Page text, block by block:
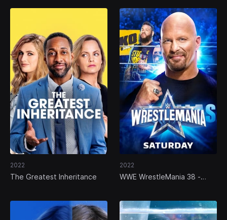
2022
The Greatest Inheritance
2022
WWE WrestleMania 38 -